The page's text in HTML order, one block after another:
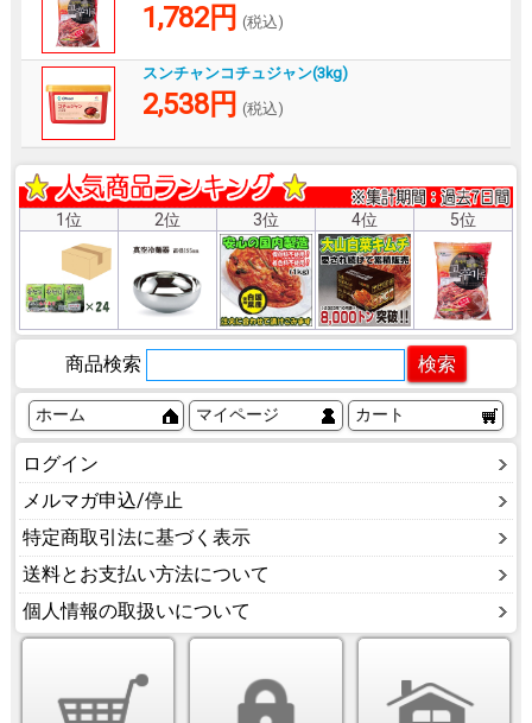
1,782円 (税込)
スンチャンコチュジャン(3kg)
2,538円 (税込)
1位 2位 3位 4位 5位
商品検索
ホーム マイページ カート
ログイン
メルマガ申込/停止
特定商取引法に基づく表示
送料とお支払い方法について
個人情報の取扱いについて